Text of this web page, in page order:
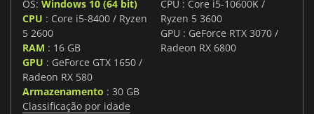
OS: Windows 10 (64 bit)
CPU : Core i5-8400 / Ryzen
5 2600
RAM : 16 GB
GPU : GeForce GTX 1650 /
Radeon RX 580
Armazenamento : 30 GB
CPU : Core i5-10600K /
Ryzen 5 3600
GPU : GeForce RTX 3070 /
Radeon RX 6800
Classificação por idade